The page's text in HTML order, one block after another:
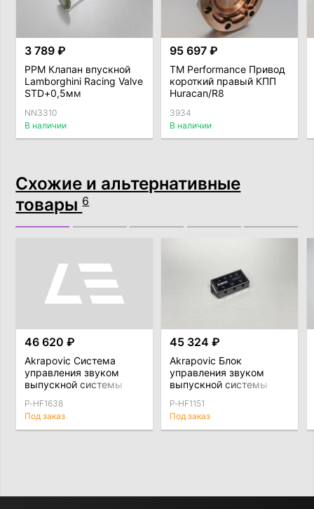
3 789 ₽
PPM Клапан впускной
Lamborghini Racing Valve
STD+0,5мм
NN3310
В наличии
95 697 ₽
TM Performance Привод
короткий правый КПП
Huracan/R8
3934
В наличии
Схожие и альтернативные
товары6
46 620 ₽
Akrapovic Система
управления звуком
выпускной системы
P-HF1638
Под заказ
45 324 ₽
Akrapovic Блок
управления звуком
выпускной системы
P-HF1151
Под заказ